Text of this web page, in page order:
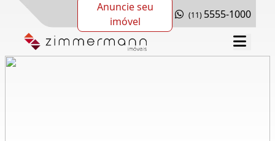
Anuncie seu
imóvel
(11) 5555-1000